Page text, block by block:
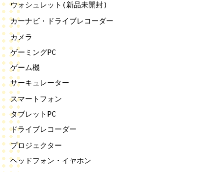
ウォシュレット(新品未開封)
カーナビ・ドライブレコーダー
カメラ
ゲーミングPC
ゲーム機
サーキュレーター
スマートフォン
タブレットPC
ドライブレコーダー
プロジェクター
ヘッドフォン・イヤホン